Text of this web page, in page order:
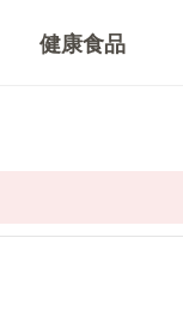
健康食品